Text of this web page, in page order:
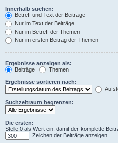
Innerhalb suchen:
Betreff und Text der Beiträge
Nur im Text der Beiträge
Nur im Betreff der Themen
Nur im ersten Beitrag der Themen
Ergebnisse anzeigen als:
Beiträge
Themen
Ergebnisse sortieren nach:
Suchzeitraum begrenzen:
Die ersten:
Stelle 0 als Wert ein, damit der komplette
Zeichen der Beiträge anzeigen